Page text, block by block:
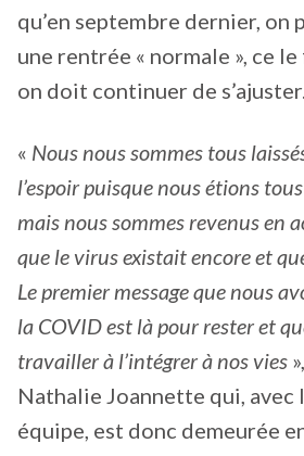
qu’en septembre dernier, on
une rentrée « normale », ce
on doit continuer de s’ajuster.
« Nous nous sommes tous
l’espoir puisque nous étions
mais nous sommes revenus en
que le virus existait encore et
Le premier message que nous
la COVID est là pour rester et
travailler à l’intégrer à nos vies
Nathalie Joannette qui, avec
équipe, est donc demeurée